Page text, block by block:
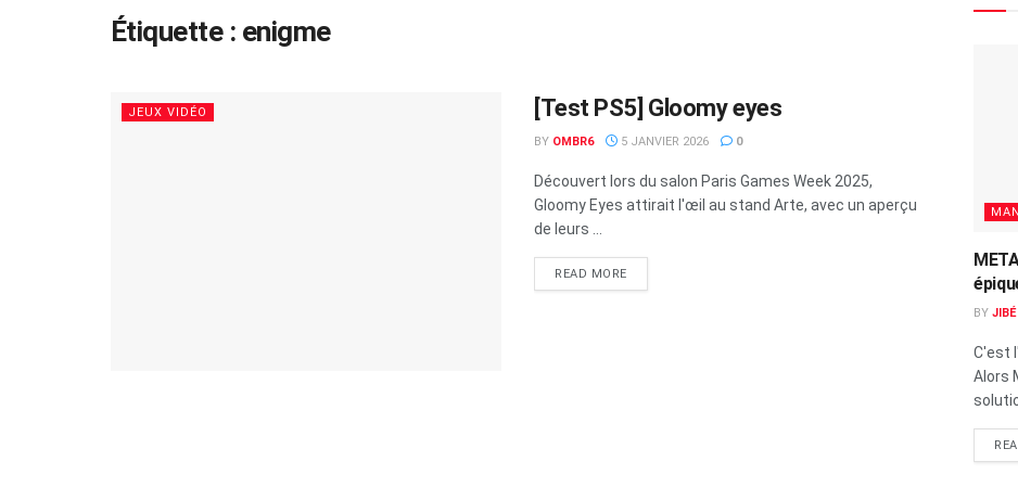
Étiquette : enigme
JEUX VIDÉO [Test PS5] Gloomy eyes
BY OMBR6 5 JANVIER 2026 0
Découvert lors du salon Paris Games Week 2025,
Gloomy Eyes attirait l'œil au stand Arte, avec un aperçu
de leurs ...
READ MORE
BY JIBÉ
C'est
Alors